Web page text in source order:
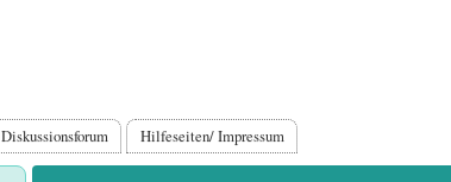
Diskussionsforum Hilfeseiten/ Impressum